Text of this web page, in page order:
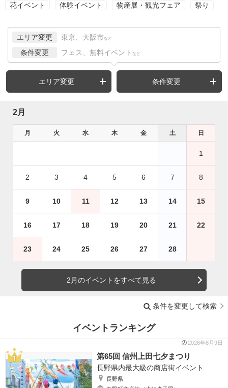
花イベント 体験イベント 物産展・観光フェア 祭り
エリア変更 東京、大阪市 など
条件変更 フェス、無料イベント など
エリア変更 条件変更
2月
月 火 水 木 金 土 日
1
2 3 4 5 6 7 8
9 10 11 12 13 14 15
16 17 18 19 20 21 22
23 24 25 26 27 28
2月のイベントをすべて見る
条件を変更して検索
イベントランキング
2026年8月9日
第65回 信州上田七夕まつり
長野県内最大級の商店街イベント
長野県